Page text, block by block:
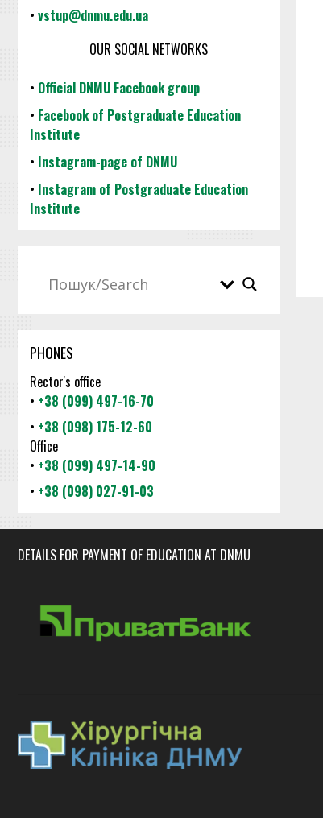
• vstup@dnmu.edu.ua
OUR SOCIAL NETWORKS
• Official DNMU Facebook group
• Facebook of Postgraduate Education
Institute
• Instagram-page of DNMU
• Instagram of Postgraduate Education
Institute
PHONES
Rector's office
• +38 (099) 497-16-70
• +38 (098) 175-12-60
Office
• +38 (099) 497-14-90
• +38 (098) 027-91-03
DETAILS FOR PAYMENT OF EDUCATION AT DNMU